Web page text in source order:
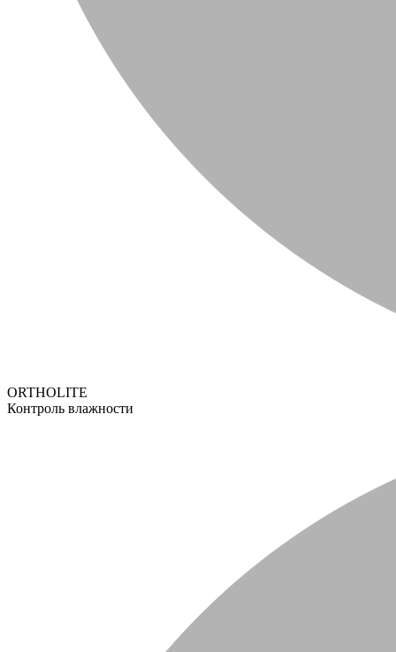
ORTHOLITE
Контроль влажности